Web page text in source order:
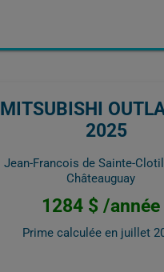
MITSUBISHI
2025
Jean-Francois de Sainte-
Châteauguay
1284 $ /année
Prime calculée en juillet